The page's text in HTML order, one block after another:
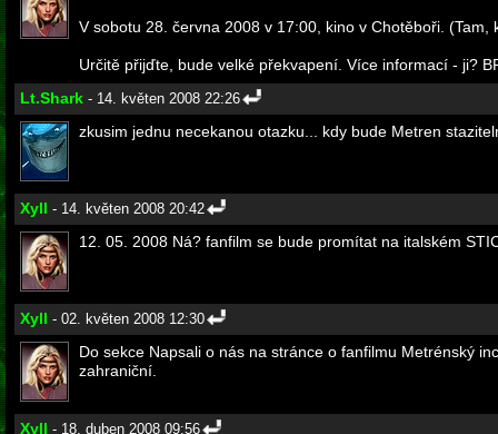
V sobotu 28. června 2008 v 17:00, kino v Chotěboři.
Určitě přijďte, bude velké překvapení. Více informací - ji?
Lt.Shark - 14. květen 2008 22:26
zkusim jednu necekanou otazku... kdy bude Metren
Xyll - 14. květen 2008 20:42
12. 05. 2008 Ná? fanfilm se bude promítat na italském
Xyll - 02. květen 2008 12:30
Do sekce Napsali o nás na stránce o fanfilmu Metrénský
zahraniční.
Xyll - 18. duben 2008 09:56